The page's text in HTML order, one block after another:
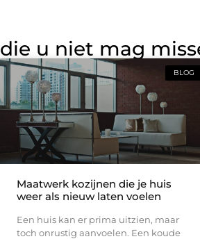
die u niet mag
BLOG
Maatwerk kozijnen die je huis
weer als nieuw laten voelen
Een huis kan er prima uitzien, maar
toch onrustig aanvoelen. Een koude